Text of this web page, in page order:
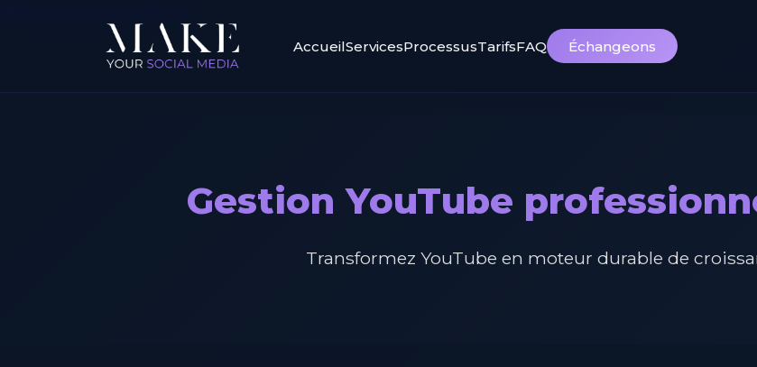
AccueilServicesProcessusTarifsFAQ Échangeons
Gestion YouTube
Transformez YouTube en moteur durable de